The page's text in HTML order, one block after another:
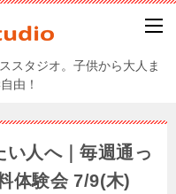
スタジオ。子供から大人ま
由！
人へ｜毎週通っ
体験会 7/9(木)